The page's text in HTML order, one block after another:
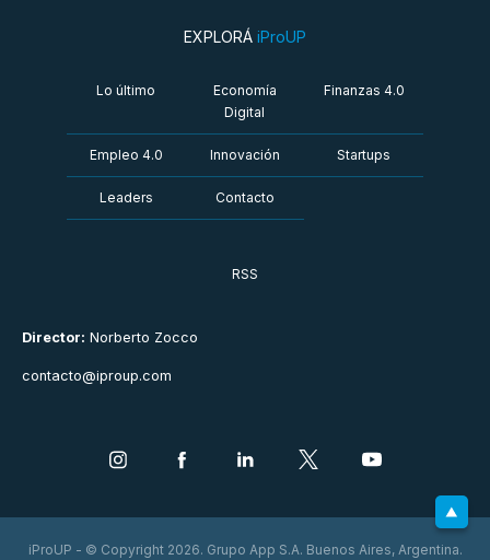
Director: Norberto Zocco
contacto@iproup.com
EXPLORÁ iProUP
Lo último
Economía
Digital
Finanzas 4.0
Empleo 4.0 Innovación Startups
Leaders Contacto
RSS
iProUP - © Copyright 2026. Grupo App S.A. Buenos Aires, Argentina.